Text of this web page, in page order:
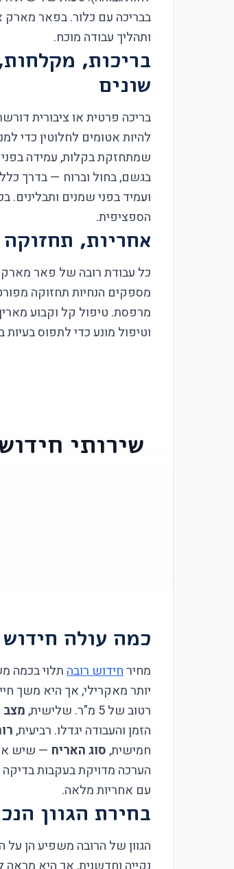
בבריכה עם כלור. בפאר מארק
ותהליך עבודה מוכח.
בריכות,
שונים
בריכה פרטית או ציבורית
להיות אטומים לחלוטין כדי
שמתחזקת בקלות, עמידה
בגשם, בחול וברוח — בדרך
ועמיד בפני שמנים
הספציפית.
אחריות, תחזוקה
כל עבודת רובה של פאר מארק
מספקים הנחיות תחזוקה
מרפסת. טיפול קל וקבוע
וטיפול מונע כדי לתפוס
שירותי
כמה עולה
מחירחידוש רובהתלוי בכמה
יותר מאקרילי, אך היא משך
רטוב של 5 מ"ר. שלישית,
מצב
הזמן והעבודה יגדלו. רביעית,
חמישית,סוג האריח — שיש או
הערכה מדויקת בעקבות
עם אחריות מלאה.
בחירת הגוון
הגוון של הרובה משפיע הן